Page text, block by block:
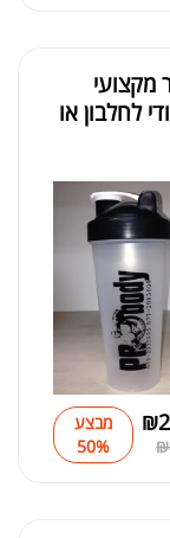
מקצועי
לחלבון או
₪
₪
מבצע
50%